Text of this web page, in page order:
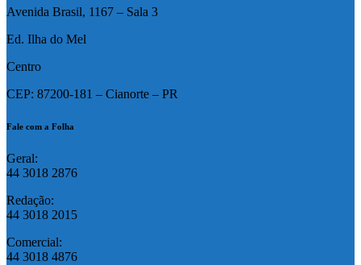
Avenida Brasil, 1167 – Sala 3
Ed. Ilha do Mel
Centro
CEP: 87200-181 – Cianorte – PR
Fale com a Folha
Geral:
44 3018 2876
Redação:
44 3018 2015
Comercial:
44 3018 4876